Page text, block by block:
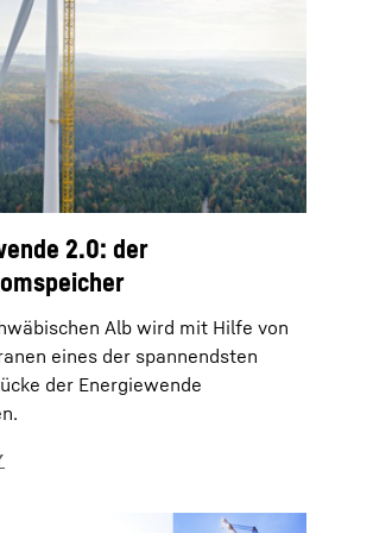
2.0: der
Alb wird mit Hilfe von
eines der spannendsten
der Energiewende